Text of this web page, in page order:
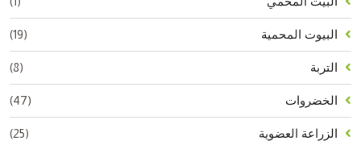
البيوت المحمية (19)
التربة (8)
الخضروات (47)
الزراعة العضوية (25)